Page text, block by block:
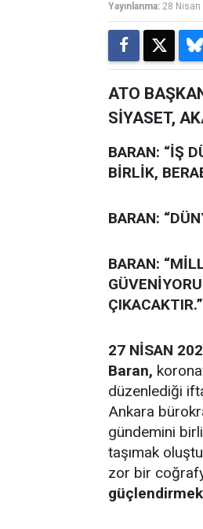
Yayınlanma: 28 Nisan
ATO
SİYASET,
BARAN: “İŞ
BİRLİK,
BARAN:
BARAN:
ÇIKACAKTIR.”
27 NİSAN
Baran,
düzenlediği
Ankara
gündemini
taşımak
zor bir